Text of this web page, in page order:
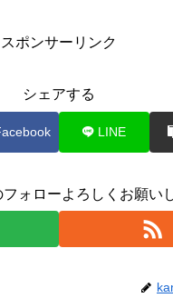
スポンサーリンク
シェアする
LINE
ォローよろしくお願い